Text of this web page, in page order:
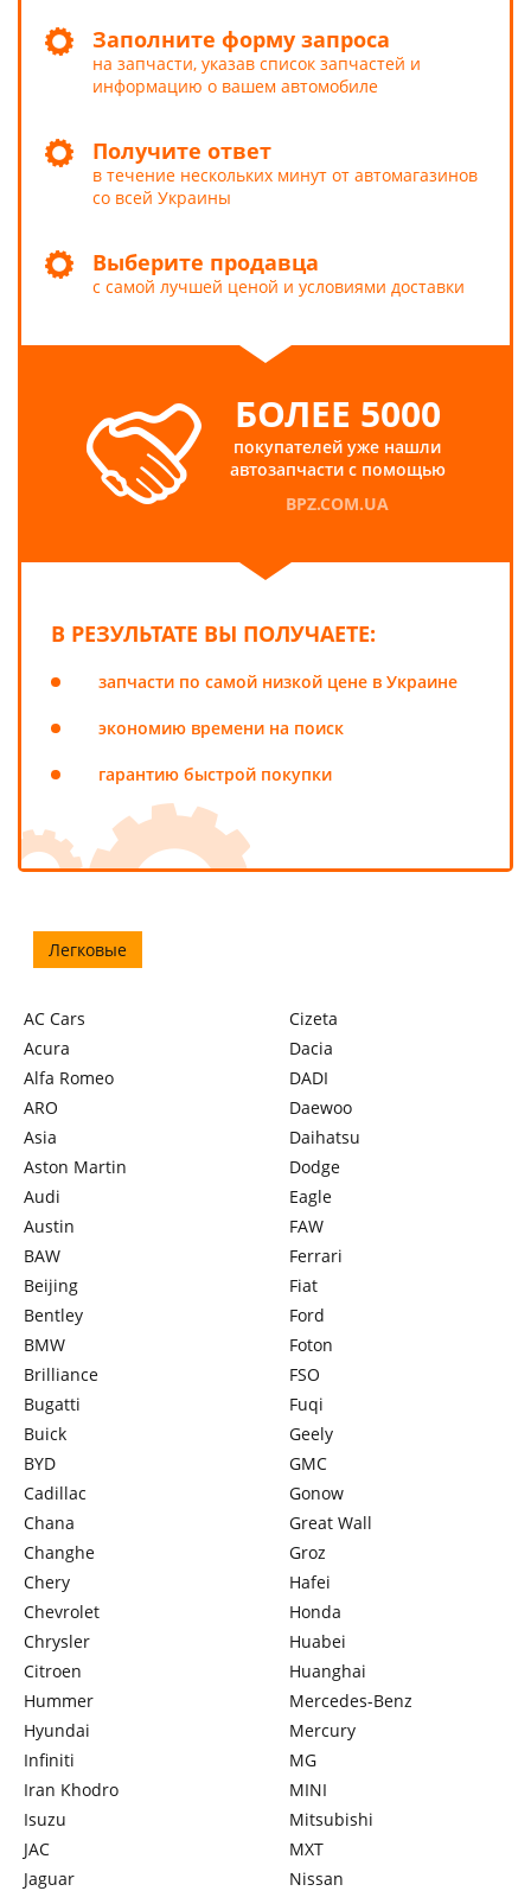
Заполните форму запроса
на запчасти, указав список запчастей и
информацию о вашем автомобиле
Получите ответ
в течение нескольких минут от автомагазинов
со всей Украины
Выберите продавца
с самой лучшей ценой и условиями доставки
БОЛЕЕ 5000
покупателей уже нашли
автозапчасти с помощью
BPZ.COM.UA
В РЕЗУЛЬТАТЕ ВЫ ПОЛУЧАЕТЕ:
запчасти по самой низкой цене в Украине
экономию времени на поиск
гарантию быстрой покупки
Легковые
AC Cars
Acura
Alfa Romeo
ARO
Asia
Aston Martin
Audi
Austin
BAW
Beijing
Bentley
BMW
Brilliance
Bugatti
Buick
BYD
Cadillac
Chana
Changhe
Chery
Chevrolet
Chrysler
Citroen
Cizeta
Dacia
DADI
Daewoo
Daihatsu
Dodge
Eagle
FAW
Ferrari
Fiat
Ford
Foton
FSO
Fuqi
Geely
GMC
Gonow
Great Wall
Groz
Hafei
Honda
Huabei
Huanghai
Hummer
Hyundai
Infiniti
Iran Khodro
Isuzu
JAC
Jaguar
Mercedes-Benz
Mercury
MG
MINI
Mitsubishi
MXT
Nissan